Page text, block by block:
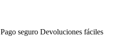
Pago seguro Devoluciones fáciles